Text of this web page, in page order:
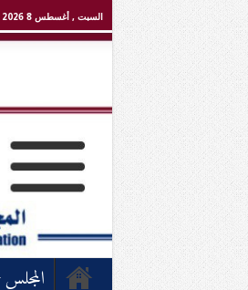
السبت , أغسطس 8 2026
المجلس